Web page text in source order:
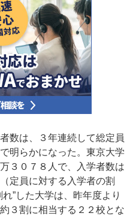
数は、３年連続して総定員
明らかになった。東京大学
３０７８人で、入学者数は
定員に対する入学者の割
”した大学は、昨年度より
３割に相当する２２校とな